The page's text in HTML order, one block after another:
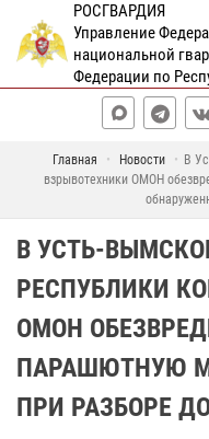
РОСГВАРДИЯ
Управление
национальной
Федерации по
Главная Новости
В
взрывотехники ОМОН
В УСТЬ-
РЕСПУБЛИКИ
ОМОН
ПАРАШЮТНУЮ
ПРИ РАЗБОРЕ